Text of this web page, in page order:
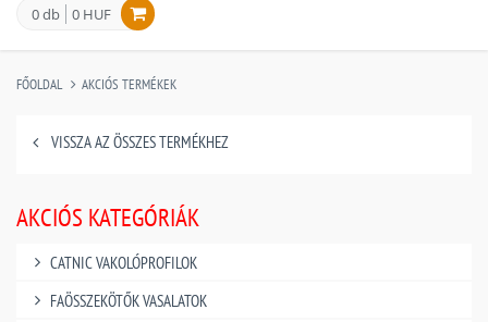
0 db 0 HUF
FŐOLDAL AKCIÓS TERMÉKEK
VISSZA AZ ÖSSZES TERMÉKHEZ
AKCIÓS KATEGÓRIÁK
CATNIC VAKOLÓPROFILOK
FAÖSSZEKÖTŐK VASALATOK